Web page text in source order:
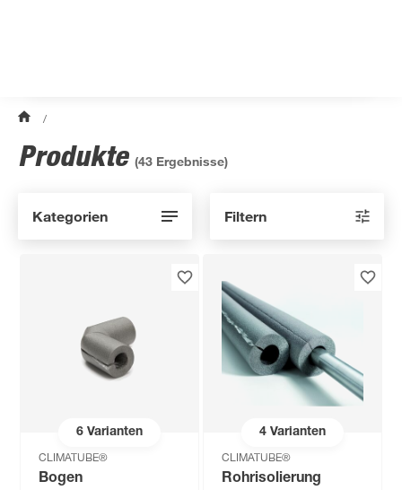
/
Produkte (43 Ergebnisse)
Kategorien Filtern
6Varianten
CLIMATUBE®
Bogen
4Varianten
CLIMATUBE®
Rohrisolierung